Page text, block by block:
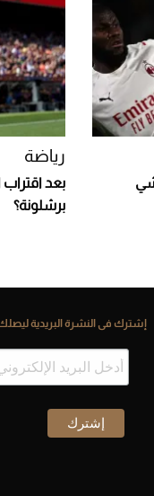
رياضة
بعد اقتراب
برشلونة؟
إشترك فى النشرة البريدية